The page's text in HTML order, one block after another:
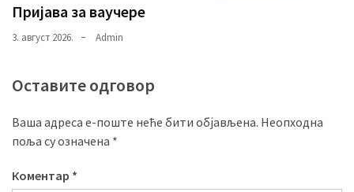
Пријава за ваучере
3. август 2026. Admin
Оставите одговор
Ваша адреса е-поште неће бити објављена. Неопходна
поља су означена *
Коментар *